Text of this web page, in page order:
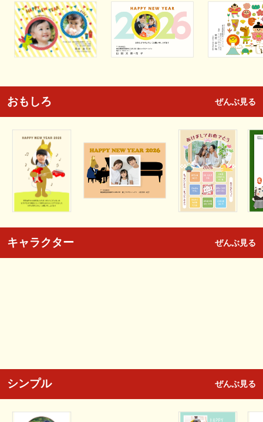
おもしろ ぜんぶ見る
キャラクター ぜんぶ見る
シンプル ぜんぶ見る